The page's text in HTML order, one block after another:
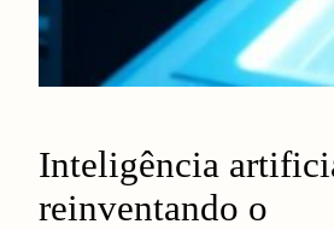
Inteligência
reinventando o